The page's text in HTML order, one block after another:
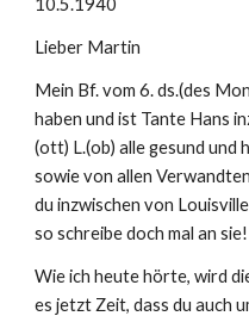
10.5.1940
Lieber Martin
Mein Bf. vom 6. ds.(des
haben und ist Tante Hans
(ott) L.(ob) alle gesund und
sowie von allen
du inzwischen von
so schreibe doch mal an sie!
Wie ich heute hörte, wird
es jetzt Zeit, dass du auch